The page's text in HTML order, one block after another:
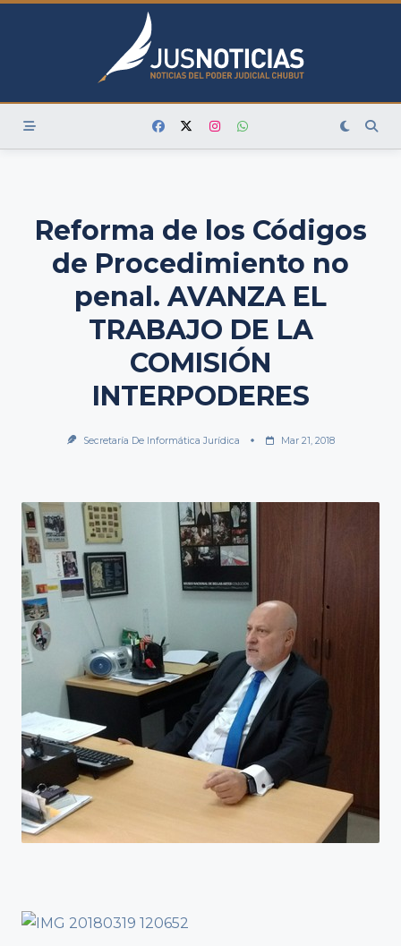
Skip
Reforma de los Códigos
de Procedimiento no
penal. AVANZA EL
TRABAJO DE LA
COMISIÓN
INTERPODERES
Secretaría De Informática Jurídica Mar 21, 2018